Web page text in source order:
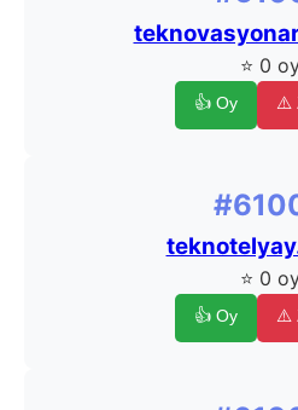
⭐ 0
👍 Oy ⚠️
⭐ 0
👍 Oy ⚠️